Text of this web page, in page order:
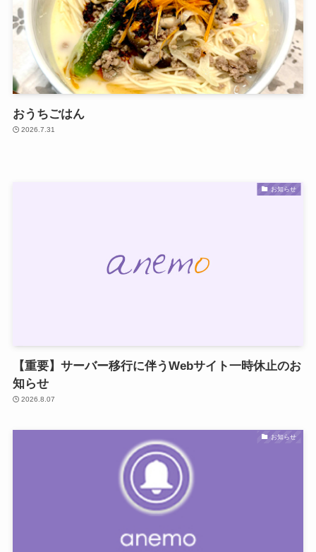
おうちごはん
2026.7.31
お知らせ
【重要】サーバー移行に伴うWebサイト一時休止のお
知らせ
2026.8.07
お知らせ